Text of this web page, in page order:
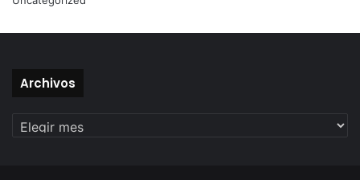
Archivos